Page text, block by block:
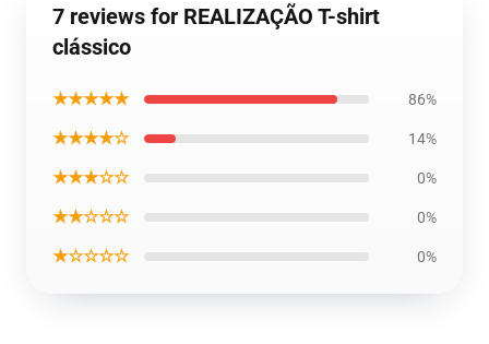
7 reviews for REALIZAÇÃO T-shirt
clássico
★★★★★ 86%
★★★★☆ 14%
★★★☆☆ 0%
★★☆☆☆ 0%
★☆☆☆☆ 0%